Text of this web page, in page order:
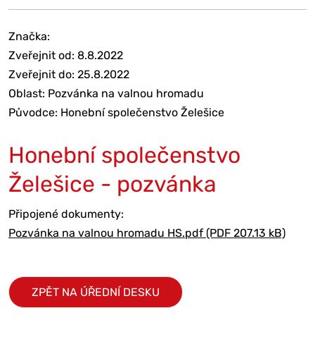
Značka:
Zveřejnit od: 8.8.2022
Zveřejnit do: 25.8.2022
Oblast: Pozvánka na valnou hromadu
Původce: Honební společenstvo Želešice
Honební společenstvo
Želešice - pozvánka
Připojené dokumenty:
Pozvánka na valnou hromadu HS.pdf (PDF 207.13 kB)
ZPĚT NA ÚŘEDNÍ DESKU